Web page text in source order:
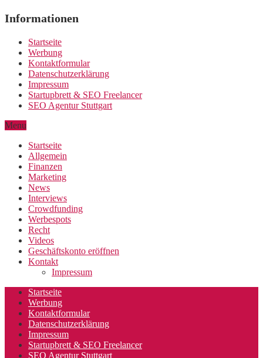
Informationen
Startseite
Werbung
Kontaktformular
Datenschutzerklärung
Impressum
Startupbrett & SEO Freelancer
SEO Agentur Stuttgart
Menu
Startseite
Allgemein
Finanzen
Marketing
News
Interviews
Crowdfunding
Werbespots
Recht
Videos
Geschäftskonto eröffnen
Kontakt
Impressum
Startseite
Werbung
Kontaktformular
Datenschutzerklärung
Impressum
Startupbrett & SEO Freelancer
SEO Agentur Stuttgart